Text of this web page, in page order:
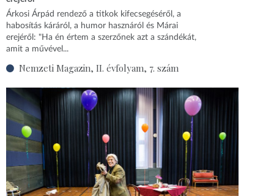
Árkosi Árpád rendező a titkok kifecsegéséről, a
habosítás káráról, a humor hasznáról és Márai
erejéről: "Ha én értem a szerzőnek azt a szándékát,
amit a művével...
Nemzeti Magazin, II. évfolyam, 7. szám